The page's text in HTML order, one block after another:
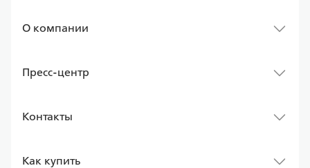
О компании
Пресс-центр
Контакты
Как купить